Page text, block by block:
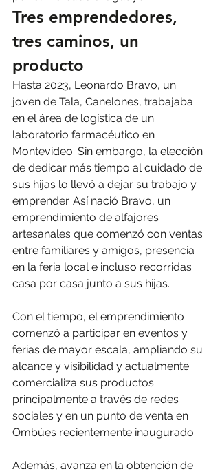
Tres emprendedores,
tres caminos, un
producto
Hasta 2023, Leonardo Bravo, un
joven de Tala, Canelones, trabajaba
en el área de logística de un
laboratorio farmacéutico en
Montevideo. Sin embargo, la elección
de dedicar más tiempo al cuidado de
sus hijas lo llevó a dejar su trabajo y
emprender. Así nació Bravo, un
emprendimiento de alfajores
artesanales que comenzó con ventas
entre familiares y amigos, presencia
en la feria local e incluso recorridas
casa por casa junto a sus hijas.
Con el tiempo, el emprendimiento
comenzó a participar en eventos y
ferias de mayor escala, ampliando su
alcance y visibilidad y actualmente
comercializa sus productos
principalmente a través de redes
sociales y en un punto de venta en
Ombúes recientemente inaugurado.
Además, avanza en la obtención de